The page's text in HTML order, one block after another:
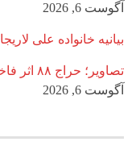
آگوست 6, 2026
بیانیه خانواده علی
تصاویر؛ حراج ۸۸ اثر فاخر از عهد تیموریان تا دوره معاصر
آگوست 6, 2026